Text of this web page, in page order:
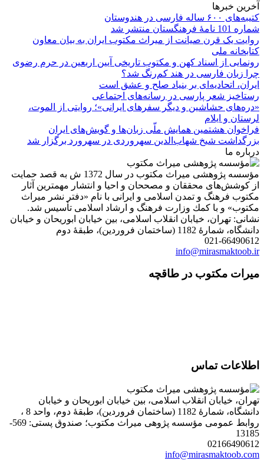
آخرین خبرها
کتیبه‌های ۶۰۰ ساله فارسی در هندوستان
شماره 101 نامۀ فرهنگستان منتشر شد
روایت یک قرن صیانت از میراث مکتوب ایران به بیان معاون
کتابخانه ملی
رونمایی از اسناد کهن و مکتوب تاریخی آیین اربعین در حرم رضوی
چرا زبان فارسی در هند کم‌رنگ شد؟
ایران، اتحادیه‌ای بر بنیاد صلح و عشق است
رستاخیز شعر پارسی در رسانه‌های اجتماعی
«دره‌های حشاشین و دیگر سفرهای ایرانی»؛ روایتی از الموت،
لرستان و ایلام
فراخوان هشتمین همایش ملّی زبان‌ها و گویش‌های ایران
بزرگداشت شیخ شهاب‌الدین سهروردی در سهرورد برگزار شد
درباره ما
مؤسسه پژوهشی میراث مكتوب در سال 1372 ش به قصد حمایت
از كوشش‌های محققان و مصححان و احیا و انتشار مهمترین آثار
مكتوب فرهنگ و تمدن اسلامی و ایرانی با نام «دفتر نشر میراث
مكتوب» و با كمك وزارت فرهنگ و ارشاد اسلامی تأسیس شد.
نشانی: تهران، خیابان انقلاب اسلامی، بین خیابان ابوریحان و خیابان
دانشگاه، شمارۀ 1182 (ساختمان فروردین)، طبقۀ دوم
021-66490612
info@mirasmaktoob.ir
میرات مکتوب در طاقچه
اطلاعات تماس
تهران، خیابان انقلاب اسلامی، بین خیابان ابوریحان و خیابان
دانشگاه، شمارۀ 1182 (ساختمان فروردین)، طبقۀ دوم، واحد 8 ،
روابط عمومی مؤسسه پژوهی میراث مکتوب؛ صندوق پستی: 569-
13185
02166490612
info@mirasmaktoob.com